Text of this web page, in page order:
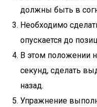
должны быть в
Необходимо
опускается до
В этом положении
секунд, сделать
назад.
Упражнение